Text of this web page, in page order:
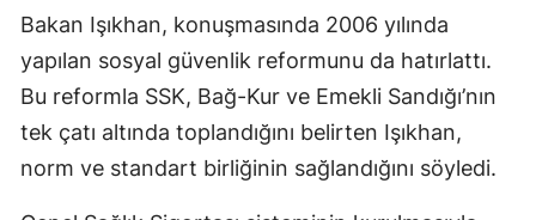
Bakan Işıkhan, konuşmasında 2006 yılında
yapılan sosyal güvenlik reformunu da hatırlattı.
Bu reformla SSK, Bağ-Kur ve Emekli Sandığı’nın
tek çatı altında toplandığını belirten Işıkhan,
norm ve standart birliğinin sağlandığını söyledi.